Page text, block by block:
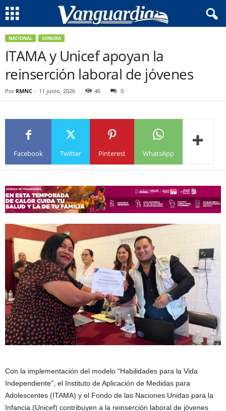
NACIONAL SONORA
ITAMA y Unicef apoyan la
reinserción laboral de jóvenes
Por RMNC - 11 junio, 2026 46 0
Facebook Twitter Pinterest WhatsApp
Con la implementación del modelo “Habilidades para la Vida
Independiente”, el Instituto de Aplicación de Medidas para
Adolescentes (ITAMA) y el Fondo de las Naciones Unidas para la
Infancia (Unicef) contribuyen a la reinserción laboral de jóvenes